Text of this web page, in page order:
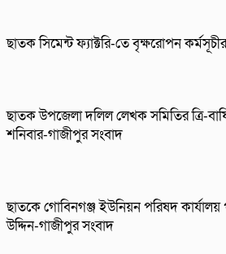
ছাতক সিমেন্ট ফ্যাক্টরি-তে বৃক্ষরোপন
ছাতক উপজেলা দলিল লেখক সমিতির ত্রি-
শনিবার-গাজীপুর সংবাদ
ছাতকে গোবিনগঞ্জ ইউনিয়ন পরিষদ
উদ্দিন-গাজীপুর সংবাদ